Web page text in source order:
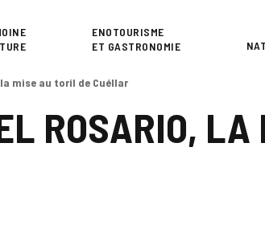
ENOTOURISME
ET GASTRONOMIE
mise au toril de Cuéllar
ROSARIO, LA